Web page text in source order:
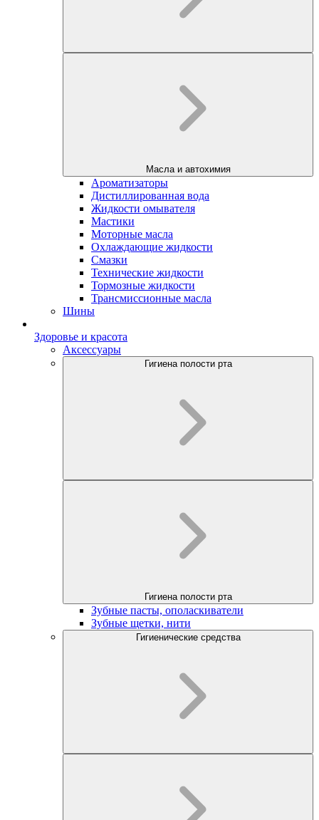
Масла и автохимия
Ароматизаторы
Дистиллированная вода
Жидкости омывателя
Мастики
Моторные масла
Охлаждающие жидкости
Смазки
Технические жидкости
Тормозные жидкости
Трансмиссионные масла
Шины
Здоровье и красота
Аксессуары
Гигиена полости рта
Гигиена полости рта
Зубные пасты, ополаскиватели
Зубные щетки, нити
Гигиенические средства